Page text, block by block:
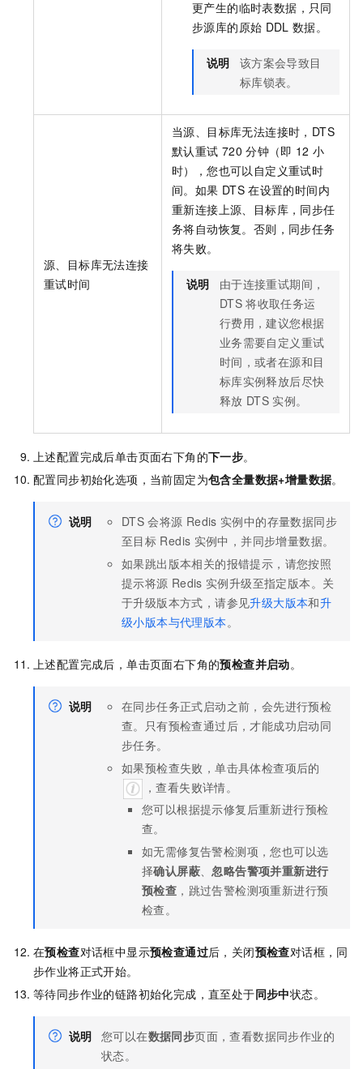
更产生的临时表数据，只同
步源库的原始 DDL 数据。
说明
该方案会导致目
标库锁表。
源、目标库无法连接
重试时间
当源、目标库无法连接时，DTS
默认重试 720 分钟（即 12 小
时），您也可以自定义重试时
间。如果 DTS 在设置的时间内
重新连接上源、目标库，同步任
务将自动恢复。否则，同步任务
将失败。
说明
由于连接重试期间，
DTS 将收取任务运
行费用，建议您根据
业务需要自定义重试
时间，或者在源和目
标库实例释放后尽快
释放 DTS 实例。
上述配置完成后单击页面右下角的下一步。
配置同步初始化选项，当前固定为包含全量数据+增量数据。
说明 DTS 会将源 Redis 实例中的存量数据同步
至目标 Redis 实例中，并同步增量数据。
如果跳出版本相关的报错提示，请您按照
提示将源 Redis 实例升级至指定版本。关
于升级版本方式，请参见升级大版本和升
级小版本与代理版本 。
上述配置完成后，单击页面右下角的预检查并启动。
说明
在同步任务正式启动之前，会先进行预检
查。只有预检查通过后，才能成功启动同
步任务。
如果预检查失败，单击具体检查项后的
，查看失败详情。
您可以根据提示修复后重新进行预检
查。
如无需修复告警检测项，您也可以选
择确认屏蔽
忽略告警项并重新进行
预检查 ，跳过告警检测项重新进行预
检查。
在预检查对话框中显示预检查通过后，关闭预检查对话框，同
步作业将正式开始。
等待同步作业的链路初始化完成，直至处于同步中状态。
说明 您可以在数据同步页面，查看数据同步作业的
状态。